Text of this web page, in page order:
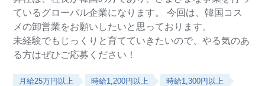
ているグローバル企業になります。
今回は、韓国コス
メの卸営業をお願いしたいと思っております。
未経験でもじっくりと育てていきたいので、やる気のあ
る方はぜひご応募ください！
月給25万円以上 時給1,200円以上 時給1,300円以上